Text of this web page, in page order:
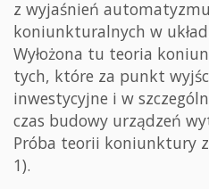
z wyjaśnień
koniunkturalnych w
Wyłożona tu teoria
tych, które za punkt
inwestycyjne i w
czas budowy urządzeń
Próba teorii koniunktury z
1).